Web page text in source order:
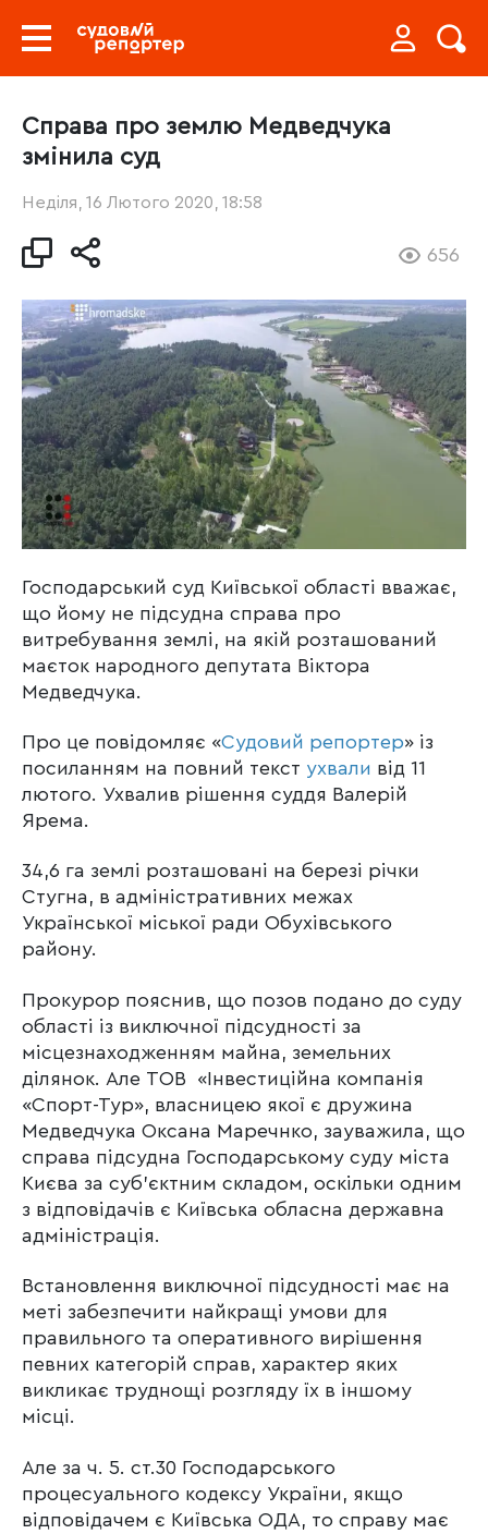
Справа про землю Медведчука
змінила суд
Неділя, 16 Лютого 2020, 18:58
656
Господарський суд Київської області вважає,
що йому не підсудна справа про
витребування землі, на якій розташований
маєток народного депутата Віктора
Медведчука.
Про це повідомляє «Судовий репортер» із
посиланням на повний текст ухвали від 11
лютого. Ухвалив рішення суддя Валерій
Ярема.
34,6 га землі розташовані на березі річки
Стугна, в адміністративних межах
Української міської ради Обухівського
району.
Прокурор пояснив, що позов подано до суду
області із виключної підсудності за
місцезнаходженням майна, земельних
ділянок. Але ТОВ «Інвестиційна компанія
«Спорт-Тур», власницею якої є дружина
Медведчука Оксана Маречнко, зауважила, що
справа підсудна Господарському суду міста
Києва за суб’єктним складом, оскільки одним
з відповідачів є Київська обласна державна
адміністрація.
Встановлення виключної підсудності має на
меті забезпечити найкращі умови для
правильного та оперативного вирішення
певних категорій справ, характер яких
викликає труднощі розгляду їх в іншому
місці.
Але за ч. 5. ст.30 Господарського
процесуального кодексу України, якщо
відповідачем є Київська ОДА, то справу має